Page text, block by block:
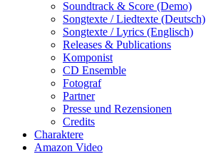
Soundtrack & Score (Demo)
Songtexte / Liedtexte (Deutsch)
Songtexte / Lyrics (Englisch)
Releases & Publications
Komponist
CD Ensemble
Fotograf
Partner
Presse und Rezensionen
Credits
Charaktere
Amazon Video